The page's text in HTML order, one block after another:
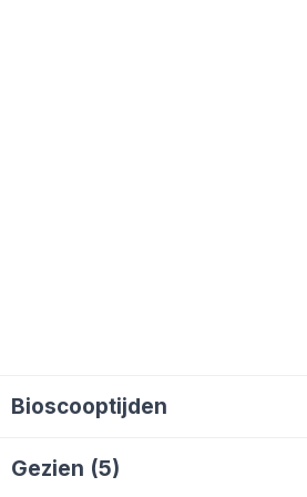
Bioscooptijden
Apeldoorn
Gezien (5)